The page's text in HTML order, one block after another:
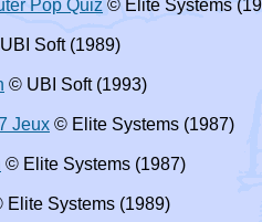
Pop Quiz © Elite Systems
Soft (1989)
© UBI Soft (1993)
Jeux © Elite Systems (1987)
© Elite Systems (1987)
Elite Systems (1989)